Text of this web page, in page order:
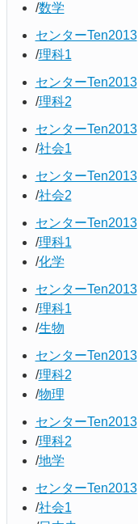
数学
センターTen2013
理科1
センターTen2013
理科2
センターTen2013
社会1
センターTen2013
社会2
センターTen2013
理科1
化学
センターTen2013
理科1
生物
センターTen2013
理科2
物理
センターTen2013
理科2
地学
センターTen2013
社会1